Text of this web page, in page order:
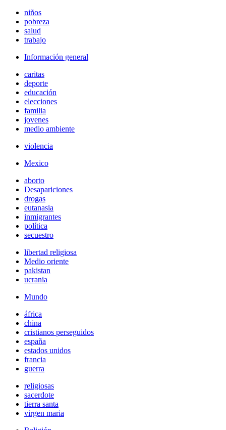
niños
pobreza
salud
trabajo
Información general
caritas
deporte
educación
elecciones
familia
jovenes
medio ambiente
violencia
Mexico
aborto
Desapariciones
drogas
eutanasia
inmigrantes
política
secuestro
libertad religiosa
Medio oriente
pakistan
ucrania
Mundo
áfrica
china
cristianos perseguidos
españa
estados unidos
francia
guerra
religiosas
sacerdote
tierra santa
virgen maria